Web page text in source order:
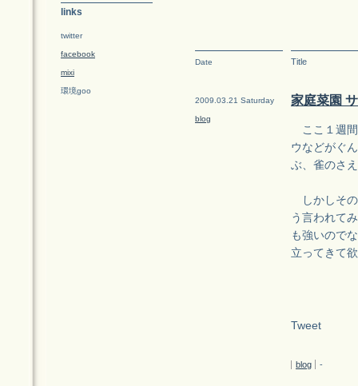
Date Title
2009.03.21 Saturday
blog
家庭菜園
ここ１週間
ウなどがぐ
ぶ、雀のさ
しかしその
う言われて
も強いので
立ってきて
Tweet
blog -
links
twitter
facebook
mixi
環境goo